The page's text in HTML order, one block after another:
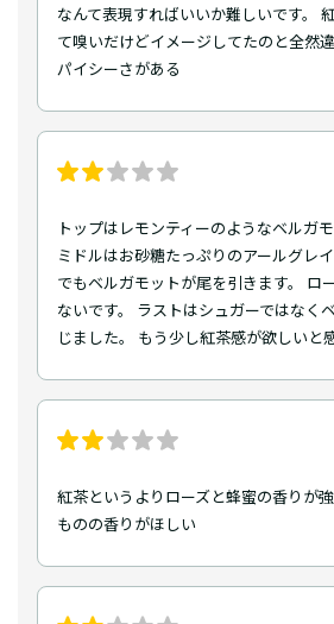
なんて表現すればいいか難しいです。
て嗅いだけどイメージしてたのと全然
パイシーさがある
トップはレモンティーのようなベルガ
ミドルはお砂糖たっぷりのアールグレ
でもベルガモットが尾を引きます。 ロ
ないです。 ラストはシュガーではなく
じました。 もう少し紅茶感が欲しいと
紅茶というよりローズと蜂蜜の香りが
ものの香りがほしい